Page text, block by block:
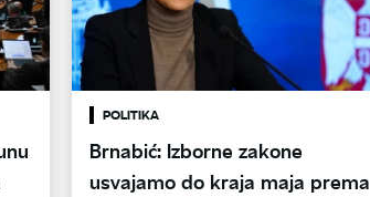
POLITIKA
Brnabić: Izborne zakone
usvajamo do kraja maja prema